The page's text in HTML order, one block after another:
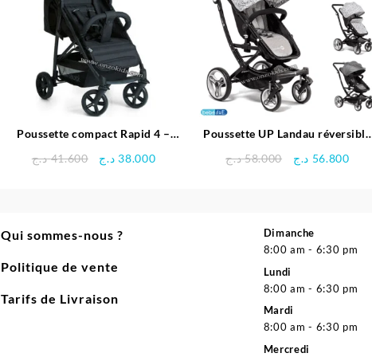
Poussette compact Rapid 4 –
41.600 د.ج
Le
38.000 د.ج
Le
Poussette UP Landau réversible
58.000 د.ج
Le
56.800 د.ج
Le
Qui sommes-nous ?
Politique de vente
Tarifs de Livraison
Dimanche
8:00 am - 6:30 pm
Lundi
8:00 am - 6:30 pm
Mardi
8:00 am - 6:30 pm
Mercredi